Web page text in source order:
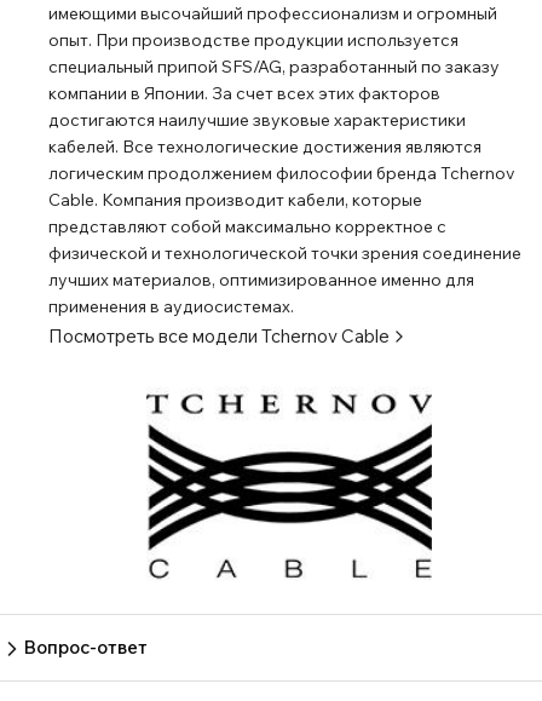
имеющими высочайший профессионализм и огромный
опыт. При производстве продукции используется
специальный припой SFS/AG, разработанный по заказу
компании в Японии. За счет всех этих факторов
достигаются наилучшие звуковые характеристики
кабелей. Все технологические достижения являются
логическим продолжением философии бренда Tchernov
Cable. Компания производит кабели, которые
представляют собой максимально корректное с
физической и технологической точки зрения соединение
лучших материалов, оптимизированное именно для
применения в аудиосистемах.
Посмотреть все модели Tchernov Cable
Вопрос-ответ